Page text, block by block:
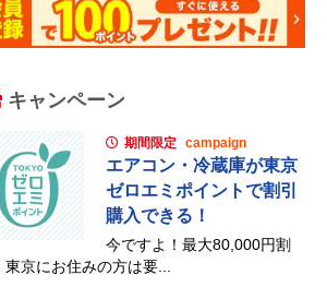
キャンペーン
期間限定 campaign
エアコン・冷蔵庫が東京
ゼロエミポイントで割引
購入できる！
今ですよ！最大80,000円割
東京にお住みの方は要...